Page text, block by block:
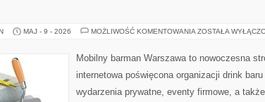
MAJ - 9 - 2026 MOŻLIWOŚĆ KOMENTOWANIA DRINKI
ZOSTAŁA
Mobilny barman Warszawa to nowoczesna
internetowa poświęcona organizacji drink baru
wydarzenia prywatne, eventy firmowe, a także